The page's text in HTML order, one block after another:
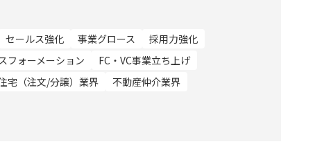
セールス強化 事業グロース
採用力強化
フォーメーション
FC・VC事業立ち上げ
宅（注文/分譲）業界
不動産仲介業界